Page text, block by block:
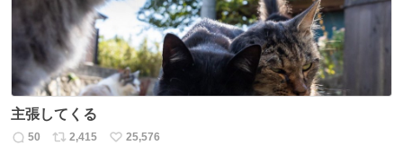
主張してくる
返
50
リ
2,415
い
25,576